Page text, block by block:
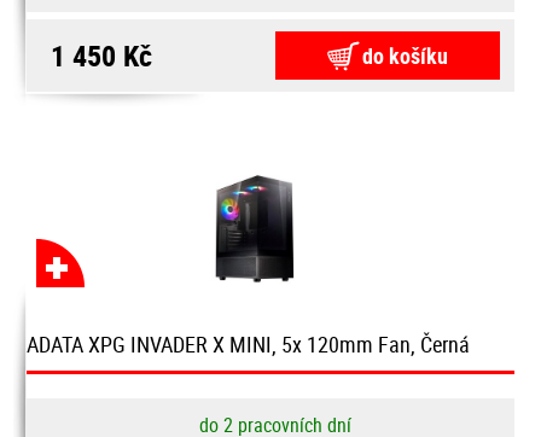
1 450 Kč do košíku
ADATA XPG INVADER X MINI, 5x 120mm Fan, Černá
do 2 pracovních dní